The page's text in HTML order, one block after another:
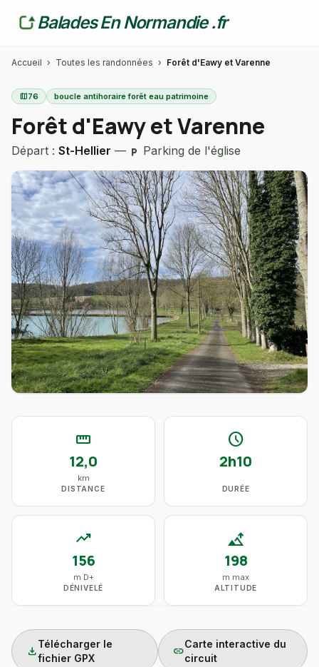
Balades En Normandie .fr
Accueil › Toutes les randonnées › Forêt d'Eawy et Varenne
map76 boucle antihoraire forêt eau patrimoine
Forêt d'Eawy et Varenne
Départ : St-Hellier — local_parking Parking de l'église
straighten
12,0
km
DISTANCE
schedule
2h10
DURÉE
trending_up
156
m D+
DÉNIVELÉ
altitude
198
m max
ALTITUDE
download
Télécharger le
fichier GPX
link
Carte interactive du
circuit